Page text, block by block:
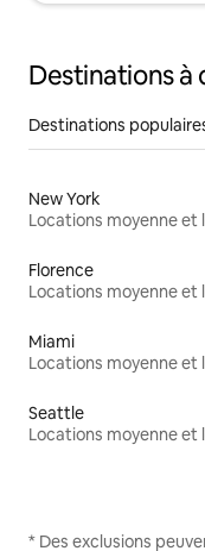
Destinations à
Destinations
New York
Florence
Miami
Seattle
* Des exclusions